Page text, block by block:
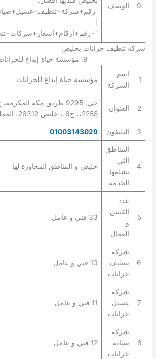
9 الوصف
شركه تنظيف خزانات بخليص
9. مؤسسة حياة إبداع للخزانات
1
اسم
الشركة
مؤسسة حياة إبداع للخزانات
2 العنوان
2258،، ج6،، خليص 26312، المملكة العربية السعودية
3 التليفون 01003143029
4
المناطق
التي
تشلمها
الخدمة
خليص و المناطق المجاورة لها
5
عدد
الفنيين
و
العمال
33 فني و عامل
6
شركة
تنظيف
خزانات
10 فني و عامل
7
شركة
غسيل
خزانات
11 فني و عامل
8
شركة
صيانة
خزانات
12 فني و عامل